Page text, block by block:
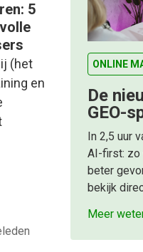
5
(het
en
ONLINE
De
GEO-
In 2,5 uur
AI-first: zo
beter
bekijk
Meer